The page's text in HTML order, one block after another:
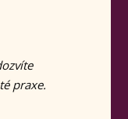
praxe.